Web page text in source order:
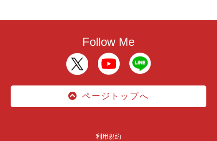
Follow Me
ページトップへ
利用規約